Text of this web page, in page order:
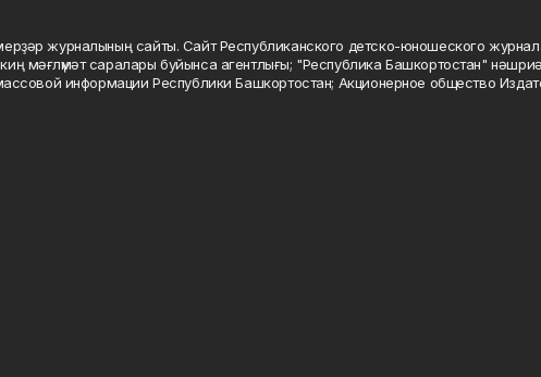
журналының сайты. Сайт Республиканского детско-юношеского
мәғлүмәт саралары буйынса агентлығы; "Республика Башкортостан"
информации Республики Башкортостан; Акционерное общество